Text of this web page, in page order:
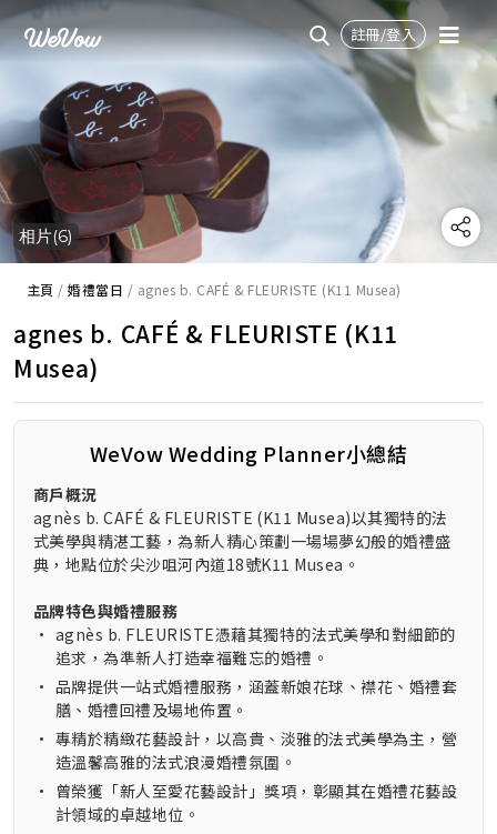
註冊/登入
相片(6)
主頁 /婚禮當日 / agnes b. CAFÉ & FLEURISTE (K11 Musea)
agnes b. CAFÉ & FLEURISTE (K11
Musea)
WeVow Wedding Planner小總結
商戶概況
agnès b. CAFÉ & FLEURISTE (K11 Musea)以其獨特的法
式美學與精湛工藝，為新人精心策劃一場場夢幻般的婚禮盛
典，地點位於尖沙咀河內道18號K11 Musea。
品牌特色與婚禮服務
• agnès b. FLEURISTE憑藉其獨特的法式美學和對細節的
追求，為準新人打造幸福難忘的婚禮。
• 品牌提供一站式婚禮服務，涵蓋新娘花球、襟花、婚禮套
膳、婚禮回禮及場地佈置。
• 專精於精緻花藝設計，以高貴、淡雅的法式美學為主，營
造溫馨高雅的法式浪漫婚禮氛圍。
•
曾榮獲「新人至愛花藝設計」獎項，彰顯其在婚禮花藝設
計領域的卓越地位。